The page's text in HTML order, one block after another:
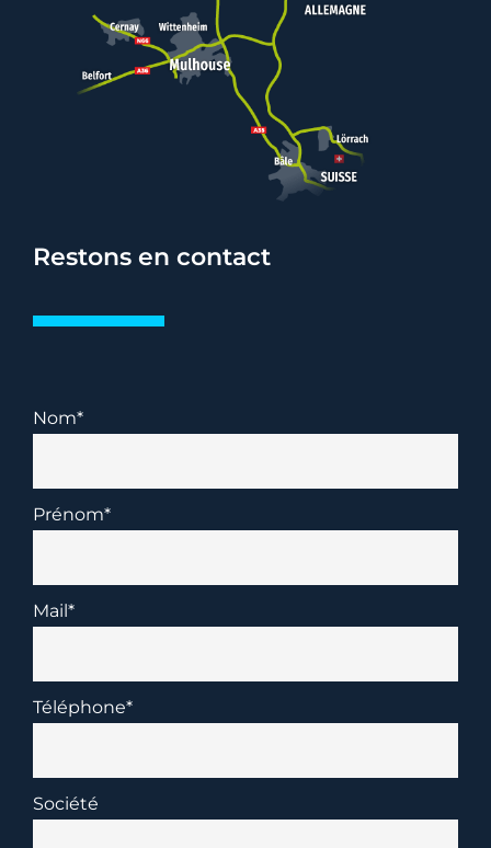
Restons en contact
Nom*
Prénom*
Mail*
Téléphone*
Société